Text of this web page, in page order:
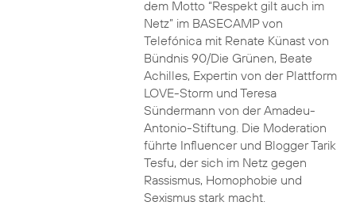
dem Motto “Respekt gilt auch im
Netz” im BASECAMP von
Telefónica mit Renate Künast von
Bündnis 90/Die Grünen, Beate
Achilles, Expertin von der Plattform
LOVE-Storm und Teresa
Sündermann von der Amadeu-
Antonio-Stiftung. Die Moderation
führte Influencer und Blogger Tarik
Tesfu, der sich im Netz gegen
Rassismus, Homophobie und
Sexismus stark macht.